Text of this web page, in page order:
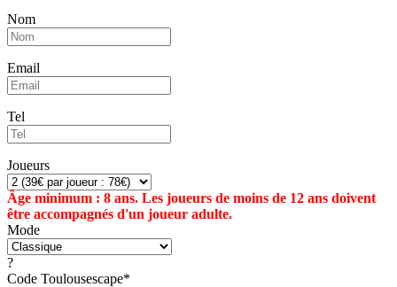
Nom
Email
Tel
Joueurs
Âge minimum : 8 ans. Les joueurs de moins de 12 ans doivent
être accompagnés d'un joueur adulte.
Mode
?
Code Toulousescape*